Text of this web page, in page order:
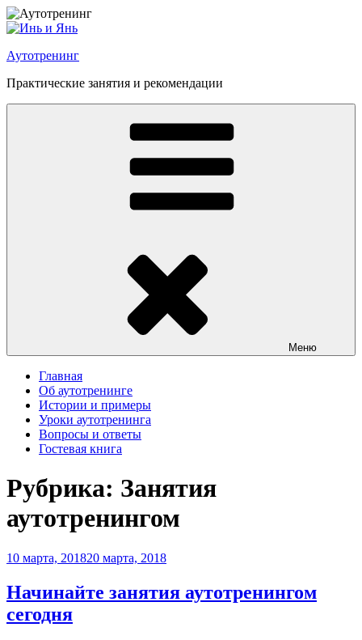
Перейти
к
Аутотренинг
Практические занятия и рекомендации
Меню
Главная
Об аутотренинге
Истории и примеры
Уроки аутотренинга
Вопросы и ответы
Гостевая книга
Рубрика: Занятия
аутотренингом
Опубликовано
10 марта, 201820 марта, 2018
Начинайте занятия аутотренингом
сегодня